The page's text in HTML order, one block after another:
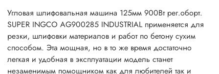
Угловая шлифовальная машина 125мм 900Вт рег.оборт.
SUPER INGCO AG900285 INDUSTRIAL применяется для
резки, шлифовки материалов и работ по бетону сухим
способом. Эта мощная, но в то же время достаточно
легкая и удобная в эксплуатации модель станет
незаменимым помощником как для любителей так и